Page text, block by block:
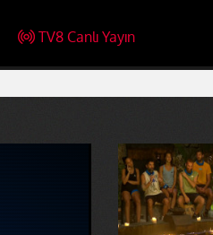
TV8 Canlı Yayın